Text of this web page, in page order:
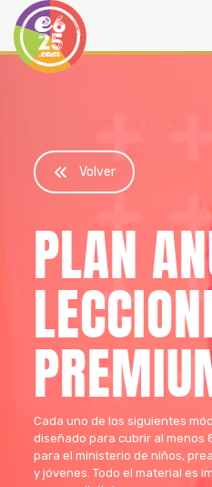
Volver
PLAN
Cada uno de los siguientes
diseñado para cubrir al menos
para el ministerio de niños,
y jóvenes. Todo el material es